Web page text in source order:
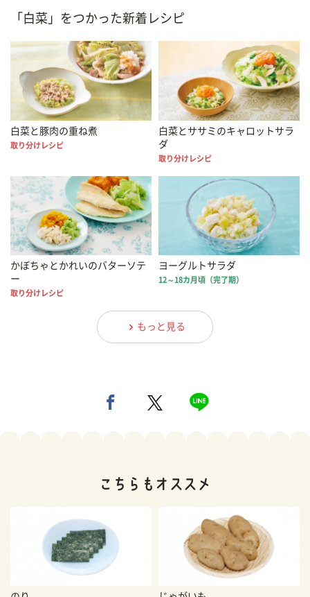
「白菜」をつかった新着レシピ
白菜と豚肉の重ね煮
取り分けレシピ
白菜とササミのキャロットサラ
ダ
取り分けレシピ
かぼちゃとかれいのバターソテ
ー
取り分けレシピ
ヨーグルトサラダ
12～18カ月頃（完了期）
もっと見る